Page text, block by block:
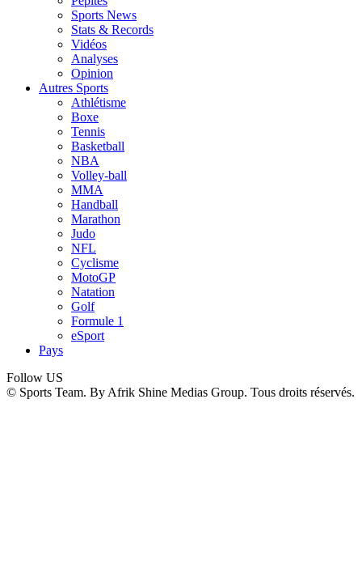
Sports News
Stats & Records
Vidéos
Analyses
Opinion
Autres Sports
Athlétisme
Boxe
Tennis
Basketball
NBA
Volley-ball
MMA
Handball
Marathon
Judo
NFL
Cyclisme
MotoGP
Natation
Golf
Formule 1
eSport
Pays
Follow US
© Sports Team. By Afrik Shine Medias Group. Tous droits réservés.